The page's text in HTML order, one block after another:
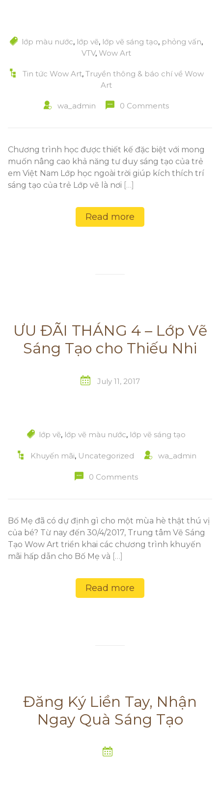
lớp màu nước, lớp vẽ, lớp vẽ sáng tạo, phỏng vấn,
VTV, Wow Art
Tin tức Wow Art, Truyền thông & báo chí về Wow
Art
wa_admin 0 Comments
Chương trình học được thiết kế đặc biệt với mong
muốn nâng cao khả năng tư duy sáng tạo của trẻ
em Việt Nam Lớp học ngoài trời giúp kích thích trí
sáng tạo của trẻ Lớp vẽ là nơi […]
Read more
ƯU ĐÃI THÁNG 4 – Lớp Vẽ
Sáng Tạo cho Thiếu Nhi
July 11, 2017
lớp vẽ, lớp vẽ màu nước, lớp vẽ sáng tạo
Khuyến mãi, Uncategorized wa_admin
0 Comments
Bố Mẹ đã có dự định gì cho một mùa hè thật thú vị
của bé? Từ nay đến 30/4/2017, Trung tâm Vẽ Sáng
Tạo Wow Art triển khai các chương trình khuyến
mãi hấp dẫn cho Bố Mẹ và […]
Read more
Đăng Ký Liền Tay, Nhận
Ngay Quà Sáng Tạo